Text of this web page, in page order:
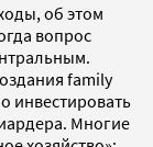
об этом
вопрос
family
инвестировать
Многие